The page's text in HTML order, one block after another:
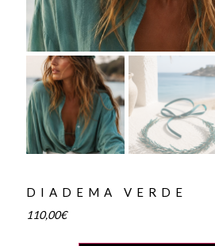
DIADEMA VERDE
110,00€